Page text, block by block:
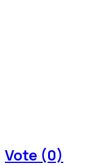
Vote (0)